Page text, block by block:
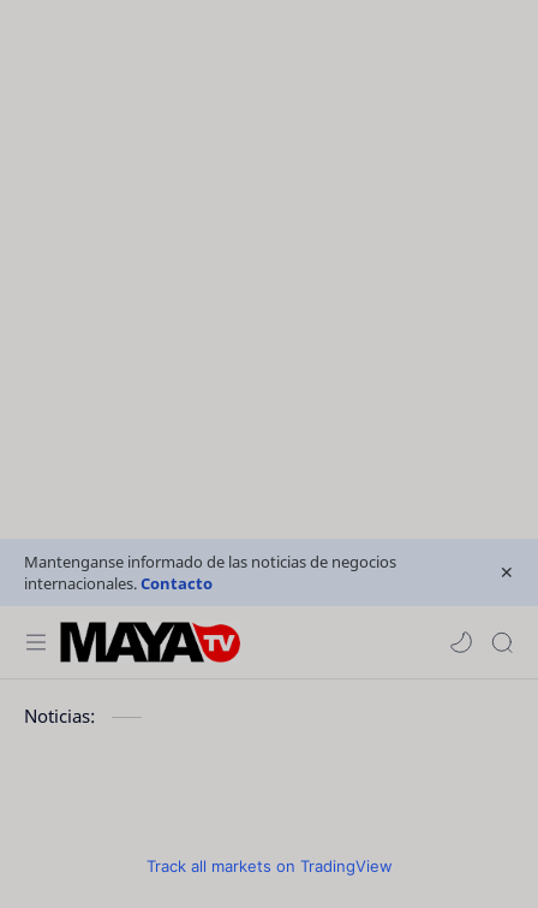
Mantenganse informado de las noticias de negocios
internacionales.Contacto
Noticias:
Track all markets on TradingView